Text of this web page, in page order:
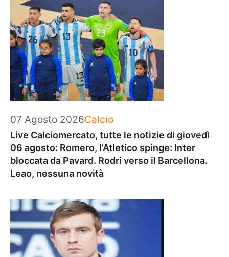
07 Agosto 2026Categorie
Calcio
Live Calciomercato, tutte le notizie di giovedì
06 agosto: Romero, l’Atletico spinge: Inter
bloccata da Pavard. Rodri verso il Barcellona.
Leao, nessuna novità